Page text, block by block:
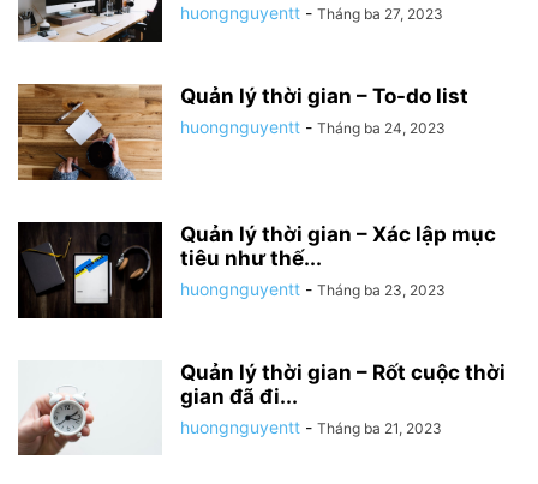
huongnguyentt - Tháng ba 27, 2023
Quản lý thời gian – To-do list
huongnguyentt - Tháng ba 24, 2023
Quản lý thời gian – Xác lập mục
tiêu như thế...
huongnguyentt - Tháng ba 23, 2023
Quản lý thời gian – Rốt cuộc thời
gian đã đi...
huongnguyentt - Tháng ba 21, 2023